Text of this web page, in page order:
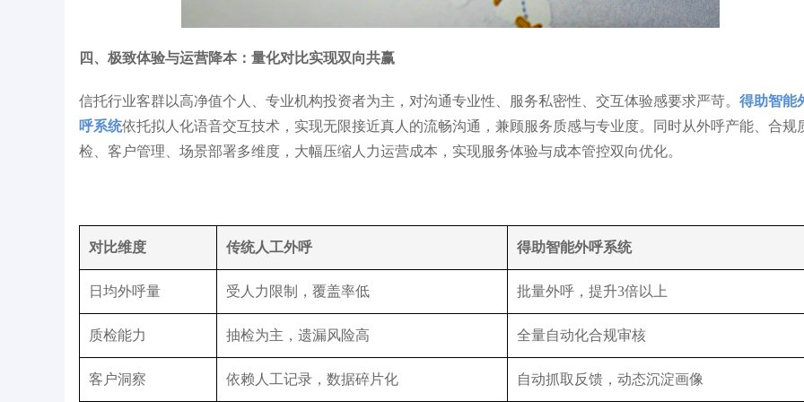
四、极致体验与运营降本：量化对比实现双向共赢
信托行业客群以高净值个人、专业机构投资者为主，对沟通专业性、服务私密性、交互体验感要求严苛。 得助智能
呼系统依托拟人化语音交互技术，实现无限接近真人的流畅沟通，兼顾服务质感与专业度。同时从外呼产能、合规
检、客户管理、场景部署多维度，大幅压缩人力运营成本，实现服务体验与成本管控双向优化。
对比维度 传统人工外呼 得助智能外呼系统
日均外呼量 受人力限制，覆盖率低 批量外呼，提升3倍以上
质检能力 抽检为主，遗漏风险高 全量自动化合规审核
客户洞察 依赖人工记录，数据碎片化 自动抓取反馈，动态沉淀画像